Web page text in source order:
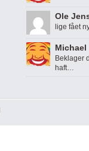
Ole
lige fået
Michael
Beklager
haft…